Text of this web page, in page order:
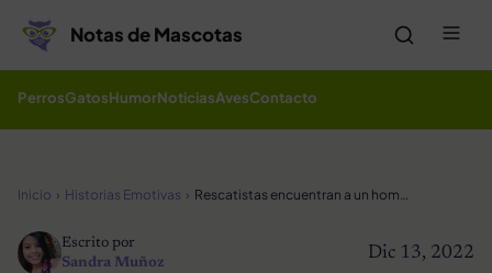
Notas de Mascotas
PerrosGatosHumorNoticiasAvesContacto
Inicio Historias Emotivas Rescatistas encuentran a un hombre perdido en el desierto gracias a su perro
Dic 13, 2022
Escrito por
Sandra Muñoz